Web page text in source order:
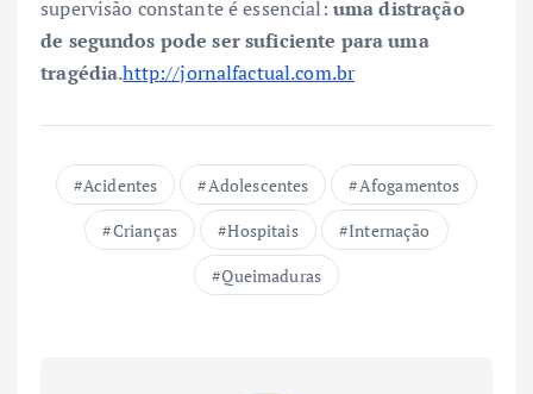
supervisão constante é essencial: uma distração
de segundos pode ser suficiente para uma
tragédia.http://jornalfactual.com.br
Acidentes Adolescentes
Afogamentos
Crianças
Hospitais
Internação
Queimaduras